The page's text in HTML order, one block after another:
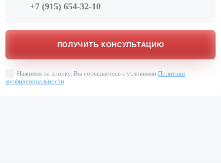
Нажимая на кнопку, Вы соглашаетесь с условиями Политики
конфиденциальности